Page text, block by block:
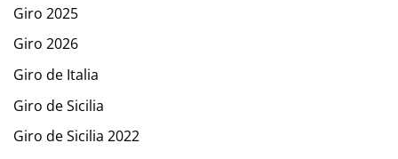
Giro 2025
Giro 2026
Giro de Italia
Giro de Sicilia
Giro de Sicilia 2022